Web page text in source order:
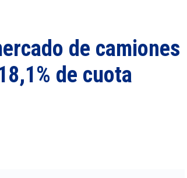
de camiones
de cuota